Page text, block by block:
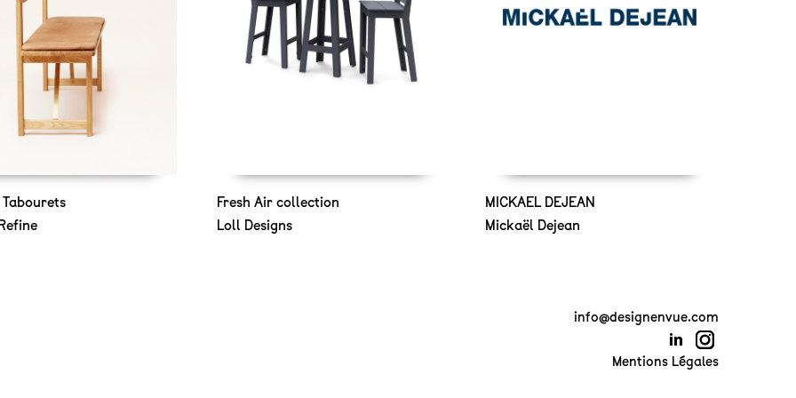
Fresh Air collection
Loll Designs
MICKAEL DEJEAN
Mickaël Dejean
info@designenvue.com
Mentions Légales